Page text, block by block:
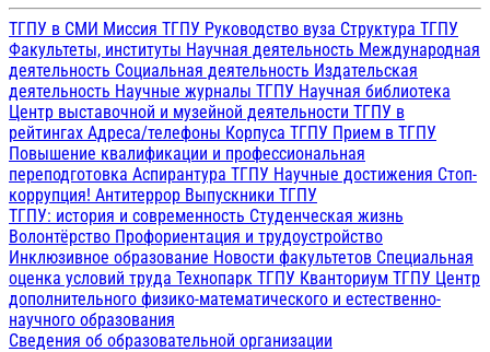
ТГПУ в СМИ Миссия ТГПУ Руководство вуза Структура ТГПУ
Факультеты, институты Научная деятельность Международная
деятельность Социальная деятельность Издательская
деятельность Научные журналы ТГПУ Научная библиотека
Центр выставочной и музейной деятельности ТГПУ в
рейтингах Адреса/телефоны Корпуса ТГПУ Прием в ТГПУ
Повышение квалификации и профессиональная
переподготовка Аспирантура ТГПУ Научные достижения Стоп-
коррупция! Антитеррор Выпускники ТГПУ
ТГПУ: история и современность Студенческая жизнь
Волонтёрство Профориентация и трудоустройство
Инклюзивное образование Новости факультетов Специальная
оценка условий труда Технопарк ТГПУ Кванториум ТГПУ Центр
дополнительного физико-математического и естественно-
научного образования
Сведения об образовательной организации